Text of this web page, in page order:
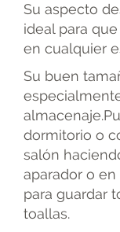
Su aspecto
ideal para
en cualquier
Su buen
dormitorio o
salón
aparador o
para guardar
toallas.